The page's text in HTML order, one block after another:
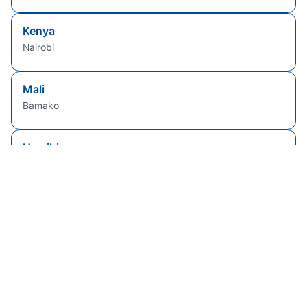
Kenya
Nairobi
Mali
Bamako
Namibia